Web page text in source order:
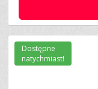
Dostępne
natychmiast!